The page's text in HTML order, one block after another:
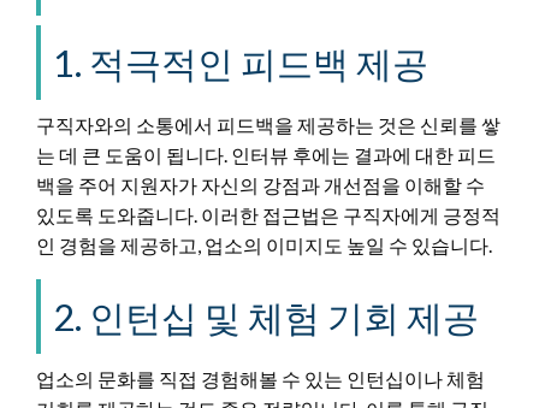
1. 적극적인 피드백 제공
구직자와의 소통에서 피드백을 제공하는 것은 신뢰를 쌓
는 데 큰 도움이 됩니다. 인터뷰 후에는 결과에 대한 피드
백을 주어 지원자가 자신의 강점과 개선점을 이해할 수
있도록 도와줍니다. 이러한 접근법은 구직자에게 긍정적
인 경험을 제공하고, 업소의 이미지도 높일 수 있습니다.
2. 인턴십 및 체험 기회 제공
업소의 문화를 직접 경험해볼 수 있는 인턴십이나 체험